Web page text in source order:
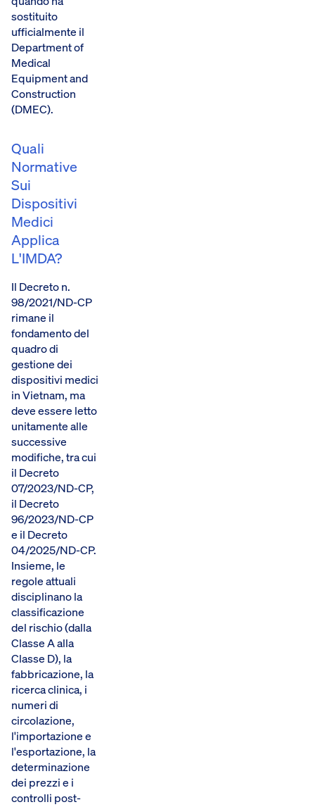
sostituito
ufficialmente il
Department of
Medical
Equipment and
Construction
(DMEC).
Quali
Normative
Sui
Dispositivi
Medici
Applica
L'IMDA?
Il Decreto n.
98/2021/ND-CP
rimane il
fondamento del
quadro di
gestione dei
dispositivi medici
in Vietnam, ma
deve essere letto
unitamente alle
successive
modifiche, tra cui
il Decreto
07/2023/ND-CP,
il Decreto
96/2023/ND-CP
e il Decreto
04/2025/ND-CP.
Insieme, le
regole attuali
disciplinano la
classificazione
del rischio (dalla
Classe A alla
Classe D), la
fabbricazione, la
ricerca clinica, i
numeri di
circolazione,
l'importazione e
l'esportazione, la
determinazione
dei prezzi e i
controlli post-